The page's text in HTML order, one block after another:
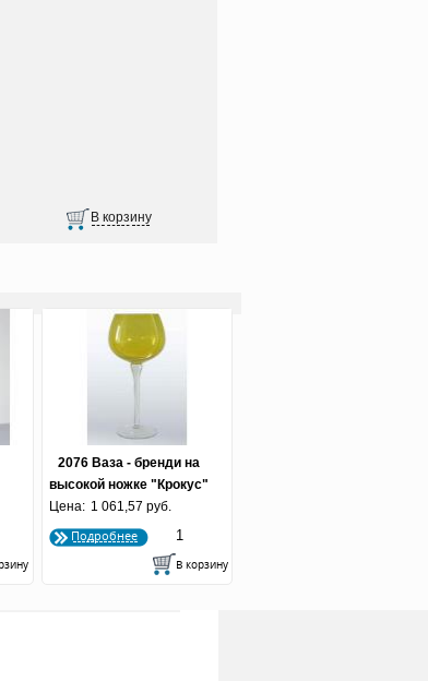
2076 Ваза - бренди на
высокой ножке "Крокус"
Цена: 1 061,57 руб.
Подробнее